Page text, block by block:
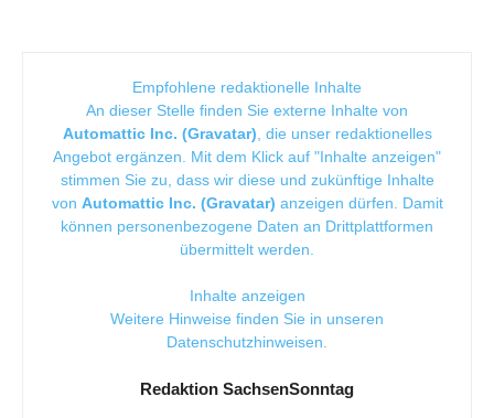
Empfohlene redaktionelle Inhalte
An dieser Stelle finden Sie externe Inhalte von
Automattic Inc. (Gravatar) , die unser redaktionelles
Angebot ergänzen. Mit dem Klick auf "Inhalte anzeigen"
stimmen Sie zu, dass wir diese und zukünftige Inhalte
von Automattic Inc. (Gravatar) anzeigen dürfen. Damit
können personenbezogene Daten an Drittplattformen
übermittelt werden.
Inhalte anzeigen
Weitere Hinweise finden Sie in unseren
Datenschutzhinweisen
Redaktion SachsenSonntag